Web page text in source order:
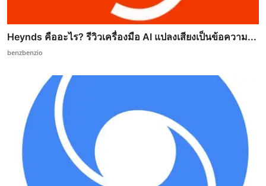
Heynds คืออะไร? รีวิวเครื่องมือ AI แปลงเสียงเป็นข้อความ...
benzbenzio